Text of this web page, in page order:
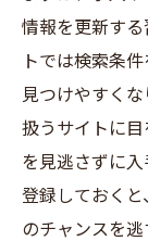
情報を更新す
トでは検索条
見つけやすく
扱うサイトに
を見逃さずに
登録しておく
のチャンスを逃